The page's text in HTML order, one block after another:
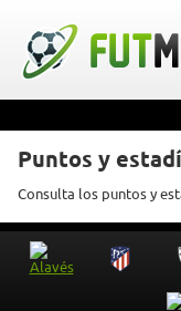
Puntos y
Consulta los puntos y